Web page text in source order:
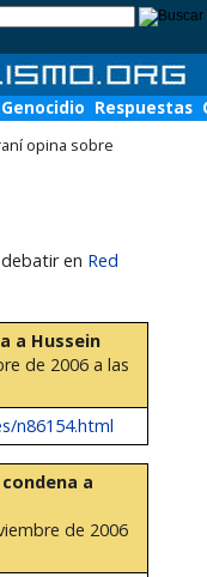
Genocidio Respuestas
opina sobre
en Red
a Hussein
de 2006 a las
n86154.html
a
de 2006